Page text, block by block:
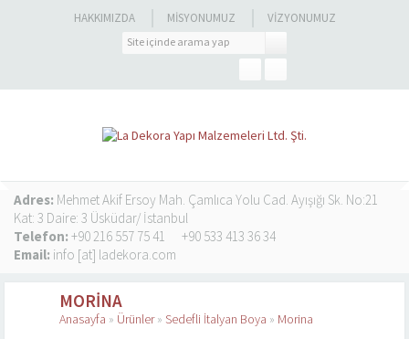
HAKKIMIZDA MISYONUMUZ VIZYONUMUZ
Adres: Mehmet Akif Ersoy Mah. Çamlıca Yolu Cad. Ayışığı Sk. No:21
Kat: 3 Daire: 3 Üsküdar/ İstanbul
Telefon: +90 216 557 75 41
+90 533 413 36 34
Email: info [at] ladekora.com
MORINA
Anasayfa » Ürünler» Sedefli İtalyan Boya » Morina